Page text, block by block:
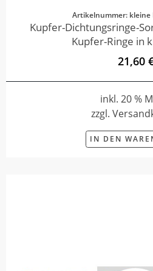
Artikelnummer: kleine
Kupfer-Dichtungsringe-
Kupfer-Ringe in
21,60
inkl. 20 %
zzgl.
IN DEN